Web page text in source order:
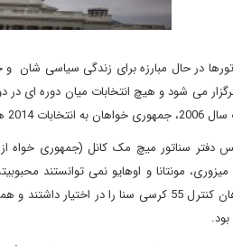
در حال مبارزه برای زندگی سیاسی
می شود و هیچ انتخابات میان دوره ای
دید مشابهی دارند.
دفتر سناتور میچ مک کانل (جمهوری خواه
میزوری، مونتانا و اوهایو نمی